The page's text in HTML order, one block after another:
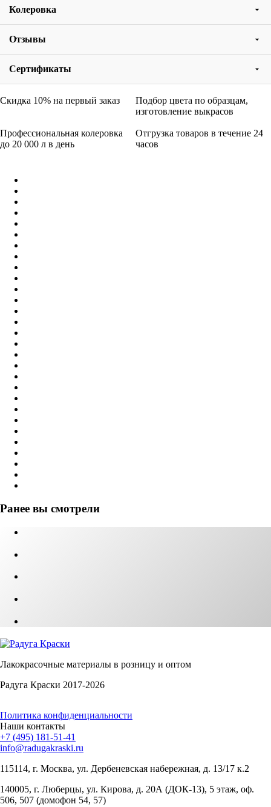
Колеровка
Отзывы
Сертификаты
Скидка 10% на первый заказ
Подбор цвета по образцам,
изготовление выкрасов
Профессиональная колеровка
до 20 000 л в день
Отгрузка товаров в течение 24
часов
Ранее вы смотрели
Лакокрасочные материалы в розницу и оптом
Радуга Краски 2017-2026
Политика конфиденциальности
Наши контакты
+7 (495) 181-51-41
info@radugakraski.ru
115114, г. Москва, ул. Дербеневская набережная, д. 13/17 к.2
140005, г. Люберцы, ул. Кирова, д. 20А (ДОК-13), 5 этаж, оф.
506, 507 (домофон 54, 57)